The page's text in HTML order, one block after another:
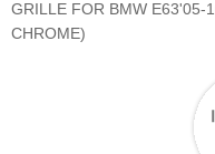
GRILLE FOR BMW E63'05-
CHROME)